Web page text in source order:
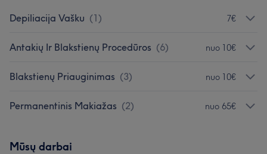
Depiliacija Vašku (1) 7€
Antakių Ir Blakstienų Procedūros (6) nuo 10€
Blakstienų Priauginimas (3) nuo 10€
Permanentinis Makiažas (2) nuo 65€
Mūsų darbai